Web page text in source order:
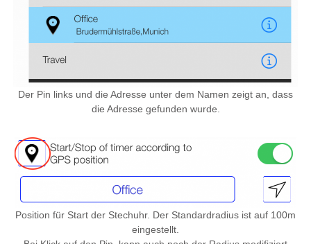
Der Pin links und die Adresse unter dem Namen zeigt an, dass
die Adresse gefunden wurde.
Position für Start der Stechuhr. Der Standardradius ist auf 100m
eingestellt.